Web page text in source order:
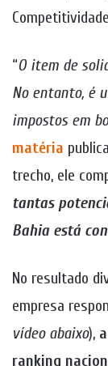
“O item de
No entanto, é
impostos em
matéria
trecho, ele
tantas
Bahia está
No resultado
empresa
vídeo abaixo),
ranking